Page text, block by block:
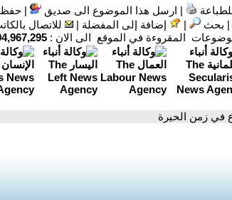
| ارسل هذا الموضوع الى صديق |حفظ
| بحث | إضافة إلى المفضلة |
للاتصال
المقروءة في الموقع الى الان :
في زمن الحيرة